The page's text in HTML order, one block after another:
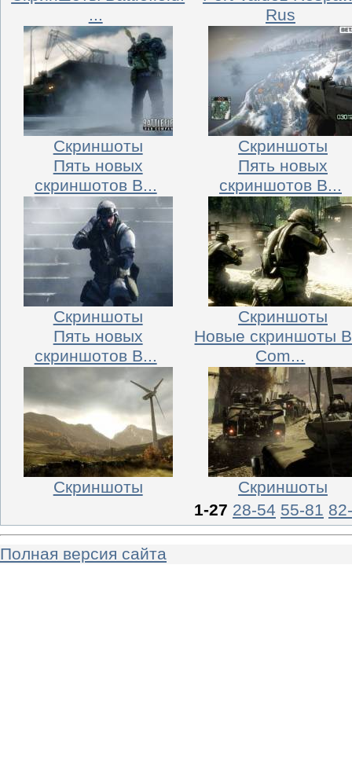
...
Скриншоты
Rus
Скриншоты
Пять новых
скриншотов B...
Скриншоты
Пять новых
скриншотов B...
Скриншоты
Пять новых
скриншотов B...
Скриншоты
Новые скриншоты
Com...
Скриншоты
1-27 28-54 55-81
Полная версия сайта